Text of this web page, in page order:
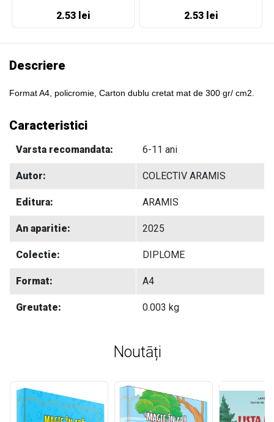
2.53 lei 2.53 lei
Descriere
Format A4, policromie, Carton dublu cretat mat de 300 gr/ cm2.
Caracteristici
Varsta recomandata: 6-11 ani
Autor: COLECTIV ARAMIS
Editura: ARAMIS
An aparitie: 2025
Colectie: DIPLOME
Format: A4
Greutate: 0.003 kg
Noutāți